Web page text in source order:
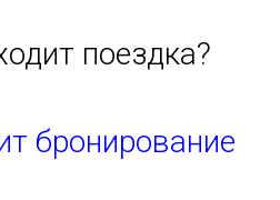
поездка?
бронирование